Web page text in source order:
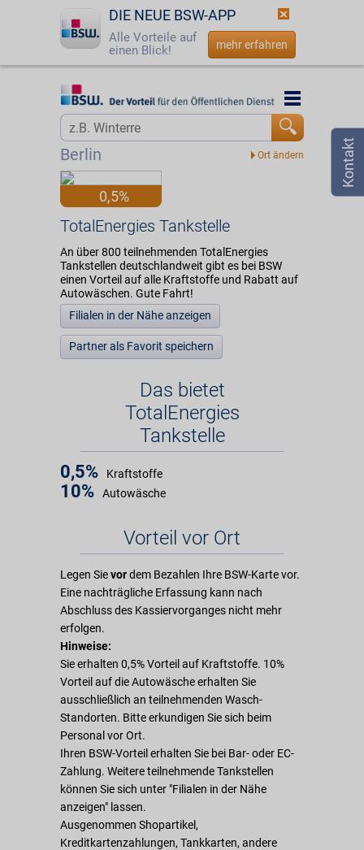
DIE NEUE BSW-APP
Alle Vorteile auf
einen Blick!
mehr erfahren
Startseite
Login
Berlin
Startseite
0,5%
TotalEnergies Tankstelle
An über 800 teilnehmenden TotalEnergies
Tankstellen deutschlandweit gibt es bei BSW
einen Vorteil auf alle Kraftstoffe und Rabatt auf
Autowäschen. Gute Fahrt!
Filialen in der Nähe anzeigen
Partner als Favorit speichern
Das bietet
TotalEnergies
Tankstelle
0,5% Kraftstoffe
10% Autowäsche
Vorteil vor Ort
Legen Sievordem Bezahlen Ihre BSW-Karte vor.
Eine nachträgliche Erfassung kann nach
Abschluss des Kassiervorganges nicht mehr
erfolgen.
Hinweise:
Sie erhalten 0,5% Vorteil auf Kraftstoffe. 10%
Vorteil auf die Autowäsche erhalten Sie
ausschließlich an teilnehmenden Wasch-
Standorten. Bitte erkundigen Sie sich beim
Personal vor Ort.
Ihren BSW-Vorteil erhalten Sie bei Bar- oder EC-
Zahlung. Weitere teilnehmende Tankstellen
können Sie sich unter "Filialen in der Nähe
anzeigen" lassen.
Ausgenommen Shopartikel,
Kreditkartenzahlungen, Tankkarten, andere